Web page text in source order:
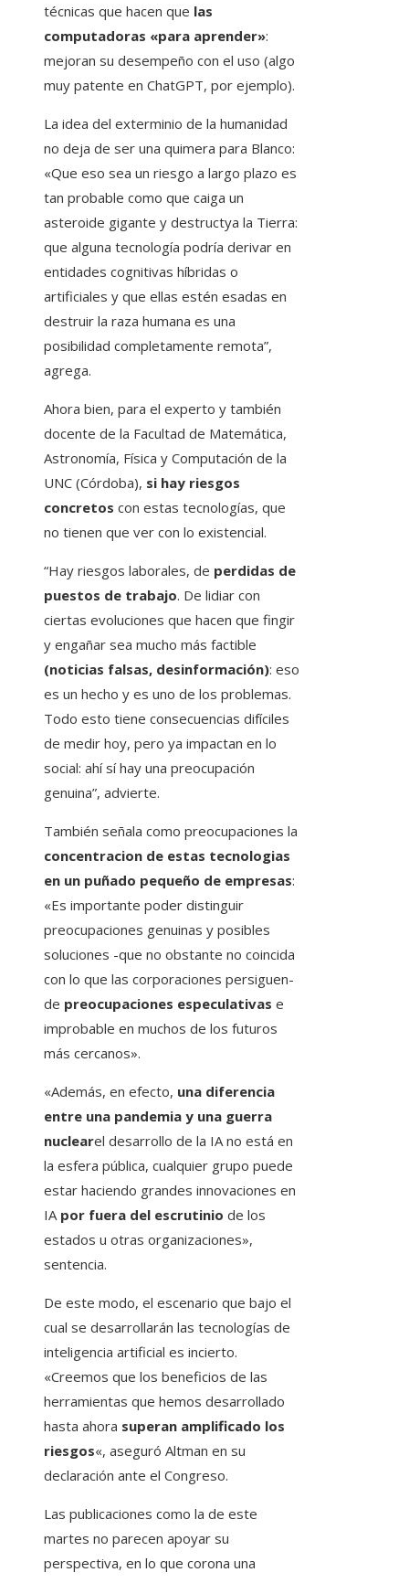
técnicas que hacen que las
computadoras «para aprender»:
mejoran su desempeño con el uso (algo
muy patente en ChatGPT, por ejemplo).
La idea del exterminio de la humanidad
no deja de ser una quimera para Blanco:
«Que eso sea un riesgo a largo plazo es
tan probable como que caiga un
asteroide gigante y destructya la Tierra:
que alguna tecnología podría derivar en
entidades cognitivas híbridas o
artificiales y que ellas estén esadas en
destruir la raza humana es una
posibilidad completamente remota”,
agrega.
Ahora bien, para el experto y también
docente de la Facultad de Matemática,
Astronomía, Física y Computación de la
UNC (Córdoba), si hay riesgos
concretos con estas tecnologías, que
no tienen que ver con lo existencial.
“Hay riesgos laborales, de perdidas de
puestos de trabajo. De lidiar con
ciertas evoluciones que hacen que fingir
y engañar sea mucho más factible
(noticias falsas, desinformación): eso
es un hecho y es uno de los problemas.
Todo esto tiene consecuencias difíciles
de medir hoy, pero ya impactan en lo
social: ahí sí hay una preocupación
genuina”, advierte.
También señala como preocupaciones la
concentracion de estas tecnologias
en un puñado pequeño de empresas:
«Es importante poder distinguir
preocupaciones genuinas y posibles
soluciones -que no obstante no coincida
con lo que las corporaciones persiguen-
de preocupaciones especulativas e
improbable en muchos de los futuros
más cercanos».
«Además, en efecto, una diferencia
entre una pandemia y una guerra
nuclearel desarrollo de la IA no está en
la esfera pública, cualquier grupo puede
estar haciendo grandes innovaciones en
IA por fuera del escrutinio de los
estados u otras organizaciones»,
sentencia.
De este modo, el escenario que bajo el
cual se desarrollarán las tecnologías de
inteligencia artificial es incierto.
«Creemos que los beneficios de las
herramientas que hemos desarrollado
hasta ahora superan amplificado los
riesgos«, aseguró Altman en su
declaración ante el Congreso.
Las publicaciones como la de este
martes no parecen apoyar su
perspectiva, en lo que corona una